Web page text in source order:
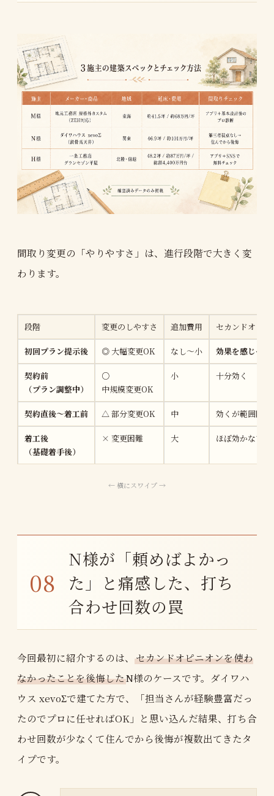
間取り変更の「やりやすさ」は、進行段階で大きく変
わります。
段階 変更のしやすさ 追加費用 セカンドオピ
初回プラン提示後 ◎ 大幅変更OK なし〜小 効果を感じやす
契約前
（プラン調整中）
○
中規模変更OK
小 十分効く
契約直後〜着工前 △ 部分変更OK 中 効くが範囲限定
着工後
（基礎着手後）
× 変更困難 大 ほぼ効かない
N様が「頼めばよかっ
た」と痛感した、打ち
合わせ回数の罠
今回最初に紹介するのは、 セカンドオピニオンを使わ
なかったことを後悔したN様のケースです。ダイワハ
ウス xevoΣで建てた方で、「担当さんが経験豊富だっ
たのでプロに任せればOK」と思い込んだ結果、打ち合
わせ回数が少なくて住んでから後悔が複数出てきたタ
イプです。